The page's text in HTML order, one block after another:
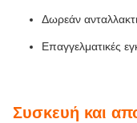
Δωρεάν
Επαγγελματικές
Συσκευή και